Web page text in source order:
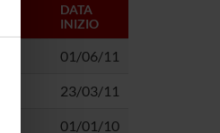
DATA
INIZIO
01/06/11
23/03/11
01/01/10